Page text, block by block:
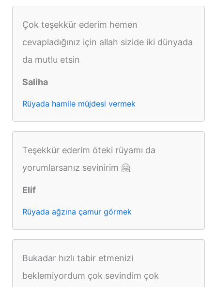
Çok teşekkür ederim hemen
cevapladığınız için allah sizide iki dünyada
da mutlu etsin
Saliha
Rüyada hamile müjdesi vermek
Teşekkür ederim öteki rüyamı da
yorumlarsanız sevinirim 🤗
Elif
Rüyada ağzına çamur görmek
Bukadar hızlı tabir etmenizi
beklemiyordum çok sevindim çok